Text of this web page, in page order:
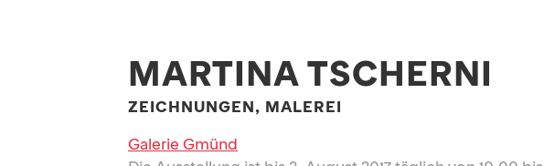
MARTINA TSCHERNI
ZEICHNUNGEN, MALEREI
Galerie Gmünd